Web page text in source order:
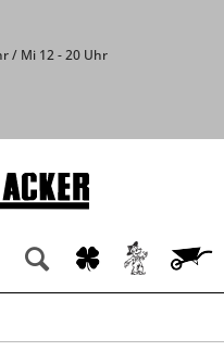
/ Mi 12 - 20 Uhr